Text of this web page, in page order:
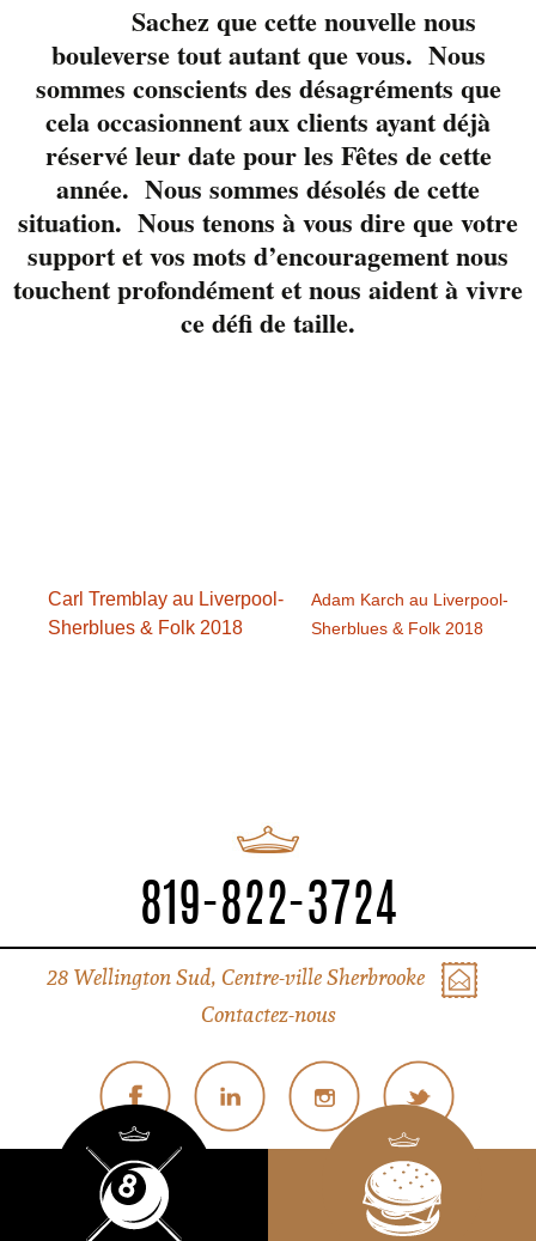
présentés sur la
grande scène du
Sherblues & Folk.
Réservez votre table
avec nous au 819-822-
3724 ou via notre page
Facebook
Carl Tremblay au Liverpool-
Sherblues & Folk 2018
Adam Karch au Liverpool-
Sherblues & Folk 2018
819-822-3724
28 Wellington Sud, Centre-ville Sherbrooke
Contactez-nous
© Tous droits réservés Liverpool Sherbrooke
Sachez que cette nouvelle nous
bouleverse tout autant que vous. Nous
sommes conscients des désagréments que
cela occasionnent aux clients ayant déjà
réservé leur date pour les Fêtes de cette
année. Nous sommes désolés de cette
situation. Nous tenons à vous dire que votre
support et vos mots d’encouragement nous
touchent profondément et nous aident à vivre
ce défi de taille.